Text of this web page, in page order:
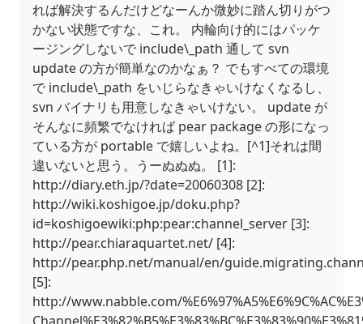
れば解決するんだけどなーんか微妙に踏ん切りがつ
かない状態ですな、これ。 内輪向け的にはパッケ
ージングしないで include\_path 通して svn
update の方が簡単なのかなぁ？ でもすべての環境
で include\_path をいじらなきゃいけなくなるし、
svn バイナリも用意しなきゃいけない。 update が
そんなに頻繁でなければ pear package の形になっ
ている方が portable で嬉しいよね。[^1]それは間
違いないと思う。うーぬぬぬ。 [1]:
http://diary.eth.jp/?date=20060308 [2]:
http://wiki.koshigoe.jp/doku.php?
id=koshigoewiki:php:pear:channel_server [3]:
http://pear.chiaraquartet.net/ [4]:
http://pear.php.net/manual/en/
[5]:
http://www.nabble.com/